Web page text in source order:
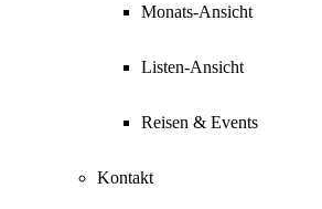
Monats-Ansicht
Listen-Ansicht
Reisen & Events
Kontakt